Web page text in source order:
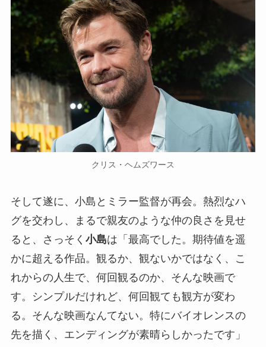
クリス・ヘムズワース
そして遂に、小島とミラー監督が再会。熱烈なハ
グを交わし、まるで親友のような仲の良さを見せ
ると、さっそく 小島は「最高でした。期待値を遥
かに超える作品。観るか、観ないかではなく、こ
れからの人生で、何回観るのか、そんな映画で
す。シンプルだけれど、何回観ても観方が変わ
る。そんな映画なんてない。特にバイオレンスの
先を描く、エンディングが素晴らしかったです」